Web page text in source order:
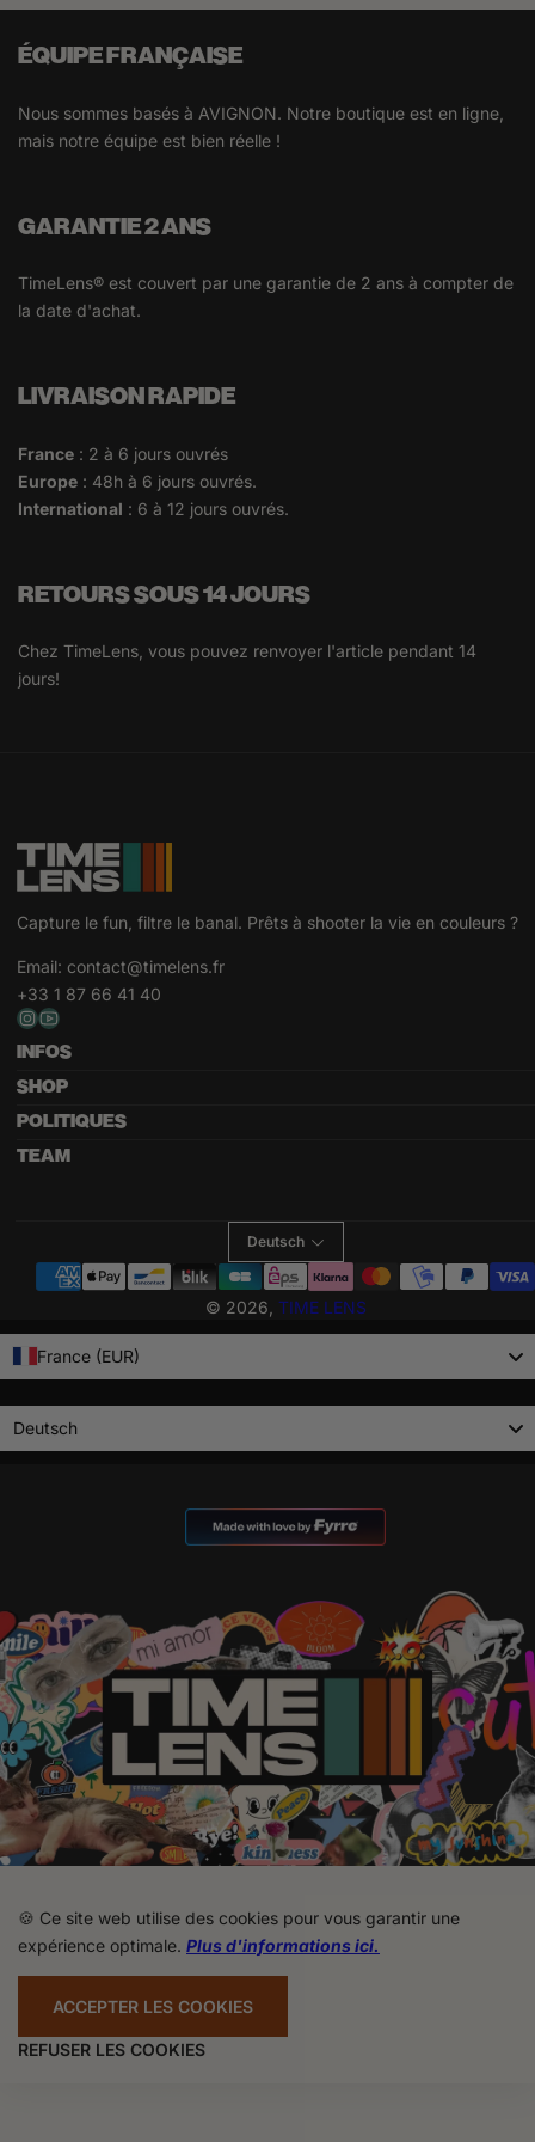
ÉQUIPE FRANÇAISE
Nous sommes basés à AVIGNON. Notre boutique est en ligne,
mais notre équipe est bien réelle !
GARANTIE 2 ANS
TimeLens® est couvert par une garantie de 2 ans à compter de
la date d'achat.
LIVRAISON RAPIDE
France : 2 à 6 jours ouvrés
Europe : 48h à 6 jours ouvrés.
International : 6 à 12 jours ouvrés.
RETOURS SOUS 14 JOURS
Chez TimeLens, vous pouvez renvoyer l'article pendant 14
jours!
Capture le fun, filtre le banal. Prêts à shooter la vie en couleurs ?
Email: contact@timelens.fr
+33 1 87 66 41 40
INFOS
SHOP
POLITIQUES
TEAM
Deutsch
© 2026, TIME LENS
Zahlungsmethoden
France (EUR)
Deutsch
🍪 Ce site web utilise des cookies pour vous garantir une
expérience optimale. Plus d'informations ici.
ACCEPTER LES COOKIES
REFUSER LES COOKIES